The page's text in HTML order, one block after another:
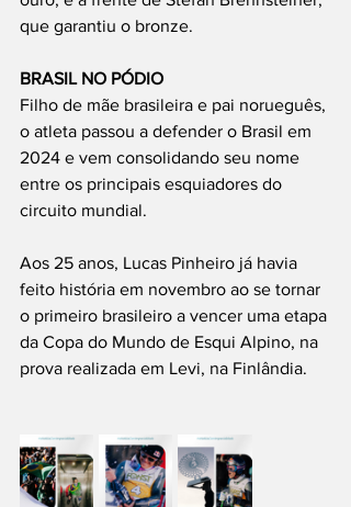
que garantiu o bronze.
BRASIL NO PÓDIO
Filho de mãe brasileira e pai norueguês,
o atleta passou a defender o Brasil em
2024 e vem consolidando seu nome
entre os principais esquiadores do
circuito mundial.
Aos 25 anos, Lucas Pinheiro já havia
feito história em novembro ao se tornar
o primeiro brasileiro a vencer uma etapa
da Copa do Mundo de Esqui Alpino, na
prova realizada em Levi, na Finlândia.